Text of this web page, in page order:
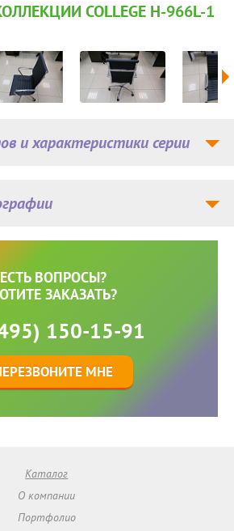
COLLEGE H-966L-1
и характеристики серии
ЕСТЬ ВОПРОСЫ?
ЗАКАЗАТЬ?
150-15-91
МНЕ
Каталог
О компании
Портфолио